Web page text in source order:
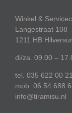
Winkel &
Langestraat 108
1211 HB
di/za. 09.00 –
tel. 035 622 00 21
mob. 06 54 688
info@tiramisu.nl